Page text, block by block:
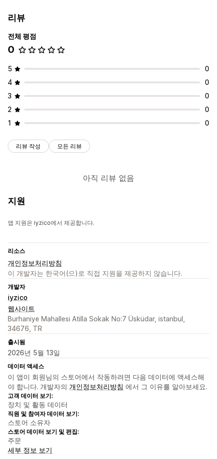
자동 데이터 동기화
주문 세부 정보
리뷰
전체 평점
0
5
0
4
0
3
0
2
0
1
0
리뷰 작성 모든 리뷰
아직 리뷰 없음
지원
앱 지원은 iyzico에서 제공합니다.
리소스
개인정보처리방침
이 개발자는 한국어(으)로 직접 지원을 제공하지 않습니다.
개발자
iyzico
웹사이트
Burhaniye Mahallesi Atilla Sokak No:7 Üsküdar, istanbul,
34676, TR
출시됨
2026년 5월 13일
데이터 액세스
이 앱이 회원님의 스토어에서 작동하려면 다음 데이터에 액세스해
야 합니다. 개발자의 개인정보처리방침 에서 그 이유를 알아보세요.
고객 데이터 보기:
장치 및 활동 데이터
직원 및 참여자 데이터 보기:
스토어 소유자
스토어 데이터 보기 및 편집:
주문
세부 정보 보기